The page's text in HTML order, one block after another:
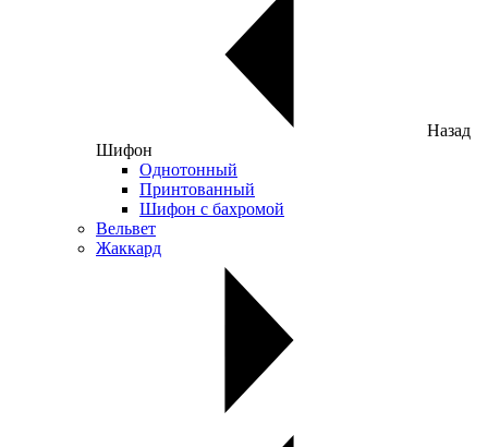
Назад
Шифон
Однотонный
Принтованный
Шифон с бахромой
Вельвет
Жаккард